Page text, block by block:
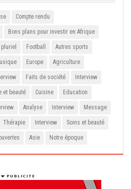
Compte rendu
Bons plans pour investir en Afrique
Football Autres sports
Europe Agriculture
Faits de société Interview
et beauté Cuisine Education
Analyse Interview Message
Thérapie Interview Soins et beauté
Asie Notre époque